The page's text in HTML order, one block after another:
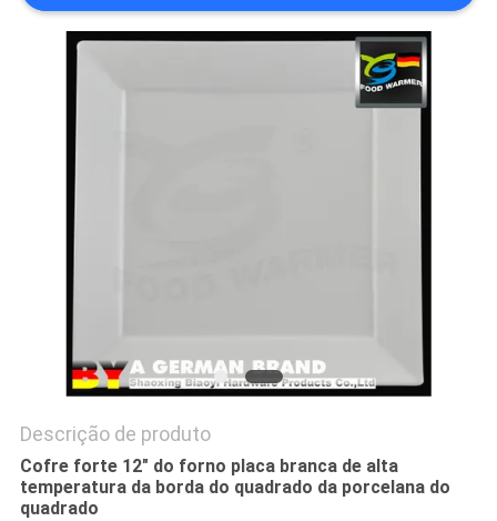
PRIVACY
POLICY
Descrição de produto
Cofre forte 12" do forno placa branca de alta
temperatura da borda do quadrado da porcelana do
quadrado